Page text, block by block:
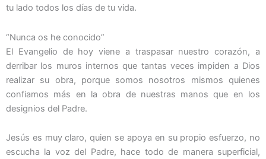
tu lado todos los días de tu vida.
“Nunca os he conocido”
El Evangelio de hoy viene a traspasar nuestro corazón, a
derribar los muros internos que tantas veces impiden a Dios
realizar su obra, porque somos nosotros mismos quienes
confiamos más en la obra de nuestras manos que en los
designios del Padre.
Jesús es muy claro, quien se apoya en su propio esfuerzo, no
escucha la voz del Padre, hace todo de manera superficial,